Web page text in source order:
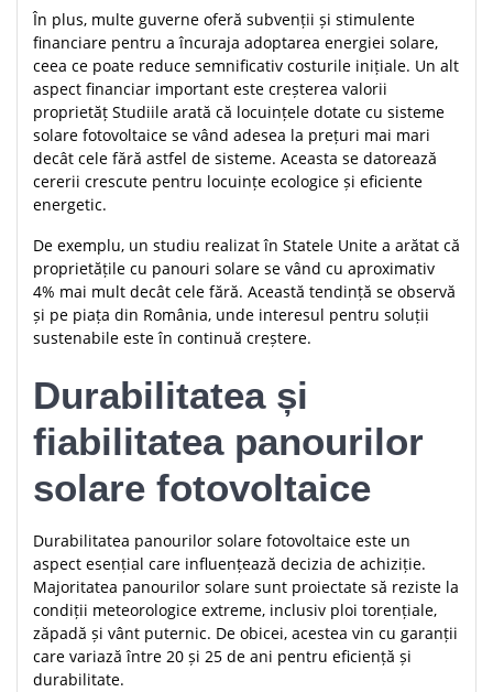
În plus, multe guverne oferă subvenții și stimulente
financiare pentru a încuraja adoptarea energiei solare,
ceea ce poate reduce semnificativ costurile inițiale. Un alt
aspect financiar important este creșterea valorii
proprietăț Studiile arată că locuințele dotate cu sisteme
solare fotovoltaice se vând adesea la prețuri mai mari
decât cele fără astfel de sisteme. Aceasta se datorează
cererii crescute pentru locuințe ecologice și eficiente
energetic.
De exemplu, un studiu realizat în Statele Unite a arătat că
proprietățile cu panouri solare se vând cu aproximativ
4% mai mult decât cele fără. Această tendință se observă
și pe piața din România, unde interesul pentru soluții
sustenabile este în continuă creștere.
Durabilitatea și
fiabilitatea panourilor
solare fotovoltaice
Durabilitatea panourilor solare fotovoltaice este un
aspect esențial care influențează decizia de achiziție.
Majoritatea panourilor solare sunt proiectate să reziste la
condiții meteorologice extreme, inclusiv ploi torențiale,
zăpadă și vânt puternic. De obicei, acestea vin cu garanții
care variază între 20 și 25 de ani pentru eficiență și
durabilitate.